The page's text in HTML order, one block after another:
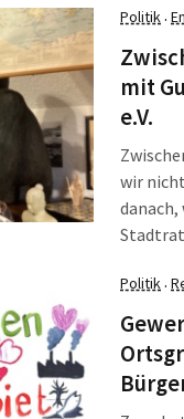
Politik·
mit
e.V.
wir
Politik·